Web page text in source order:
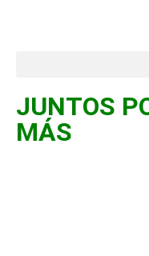
JUNTOS
MÁS